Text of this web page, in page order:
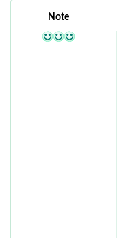
Note